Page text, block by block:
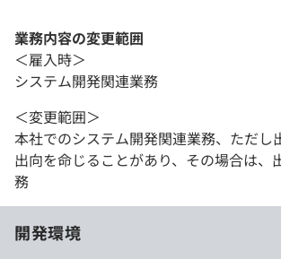
業務内容の変更範囲
＜雇入時＞
システム開発関連業務
＜変更範囲＞
本社でのシステム開発関連業務、ただし
出向を命じることがあり、その場合は、
務
開発環境